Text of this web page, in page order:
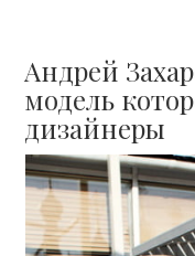
Андрей
модель
дизайнеры